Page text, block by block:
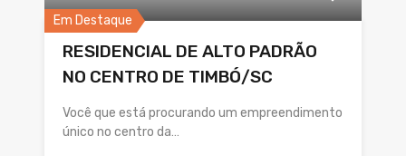
Em Destaque
RESIDENCIAL DE ALTO PADRÃO
NO CENTRO DE TIMBÓ/SC
Você que está procurando um empreendimento
único no centro da…